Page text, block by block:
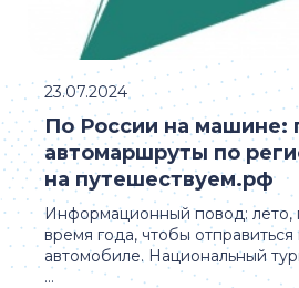
Информационный повод: лето,
время года, чтобы
автомобиле. Национальный
...
По России на машине:
автомаршруты по
на путешествуем.рф
23.07.2024